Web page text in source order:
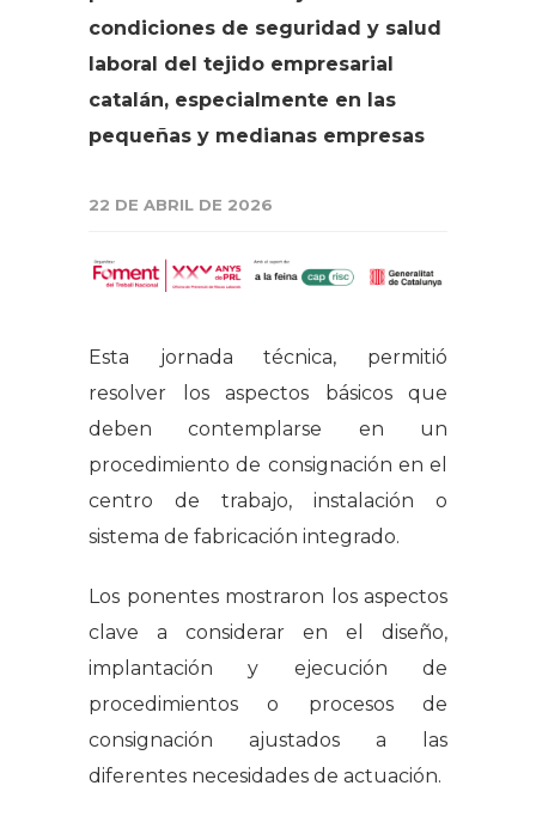
condiciones de seguridad y salud
laboral del tejido empresarial
catalán, especialmente en las
pequeñas y medianas empresas
22 DE ABRIL DE 2026
Esta jornada técnica, permitió
resolver los aspectos básicos que
deben contemplarse en un
procedimiento de consignación en el
centro de trabajo, instalación o
sistema de fabricación integrado.
Los ponentes mostraron los aspectos
clave a considerar en el diseño,
implantación y ejecución de
procedimientos o procesos de
consignación ajustados a las
diferentes necesidades de actuación.